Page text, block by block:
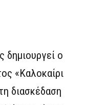
δημιουργεί ο
«Καλοκαίρι
διασκέδαση